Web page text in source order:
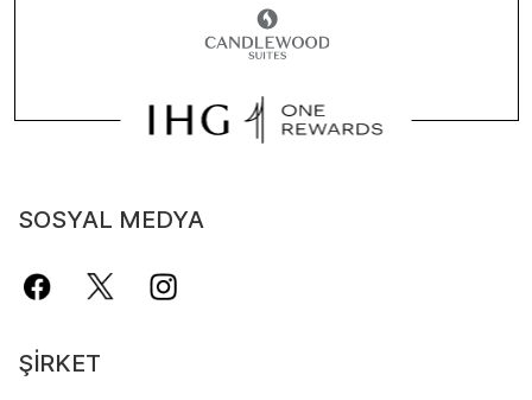
SOSYAL MEDYA
ŞIRKET